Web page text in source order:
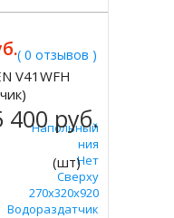
( 0 отзывов )
Напольный
Без Охлаждения
Нет
Сверху
270х320х920
Водораздатчик
V41WFH
400 руб.
(шт)